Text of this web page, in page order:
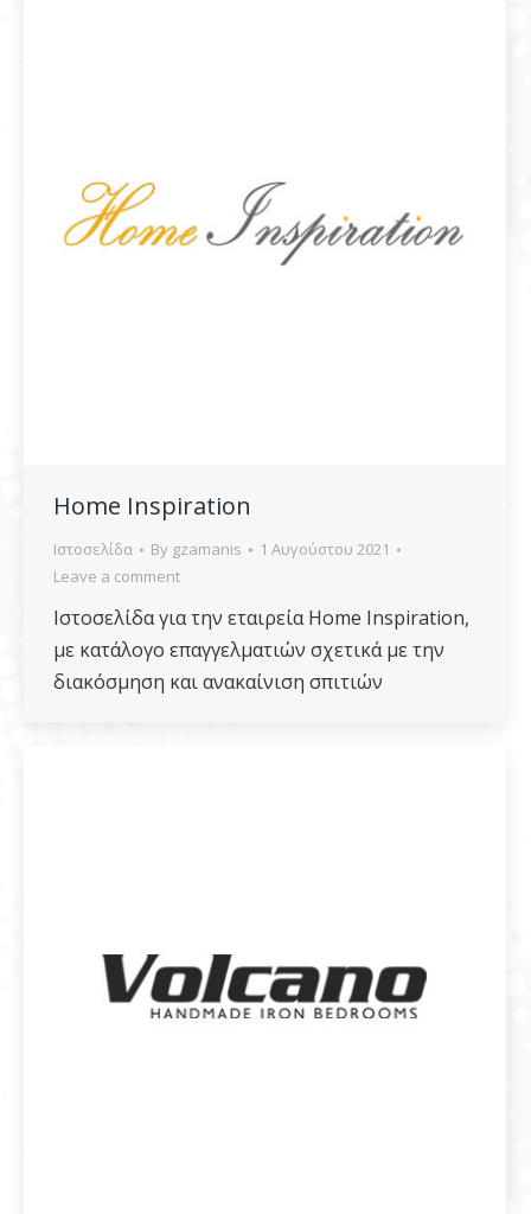
Home Inspiration
Ιστοσελίδα By gzamanis
1 Αυγούστου 2021
Leave a comment
Ιστοσελίδα για την εταιρεία Home Inspiration,
με κατάλογο επαγγελματιών σχετικά με την
διακόσμηση και ανακαίνιση σπιτιών